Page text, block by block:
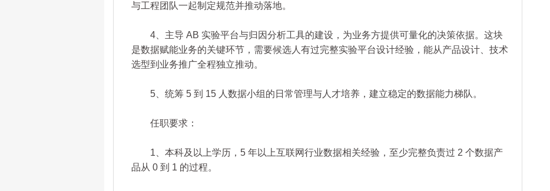
与工程团队一起制定规范并推动落地。
4、主导 AB 实验平台与归因分析工具的建设，为业务方提供可量化的决策依据。这块
是数据赋能业务的关键环节，需要候选人有过完整实验平台设计经验，能从产品设计、技术
选型到业务推广全程独立推动。
5、统筹 5 到 15 人数据小组的日常管理与人才培养，建立稳定的数据能力梯队。
任职要求：
1、本科及以上学历，5 年以上互联网行业数据相关经验，至少完整负责过 2 个数据产
品从 0 到 1 的过程。